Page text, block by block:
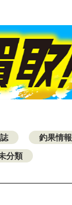
釣果情報
分類